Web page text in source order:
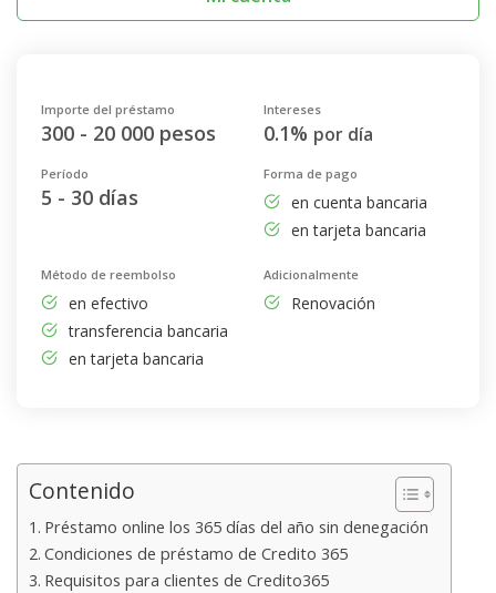
Importe del préstamo
300 - 20 000 pesos
Intereses
0.1% por día
Período
5 - 30 días
Forma de pago
en cuenta bancaria
en tarjeta bancaria
Método de reembolso
en efectivo
transferencia bancaria
en tarjeta bancaria
Adicionalmente
Renovación
Contenido
Préstamo online los 365 días del año sin denegación
Condiciones de préstamo de Credito 365
Requisitos para clientes de Credito365